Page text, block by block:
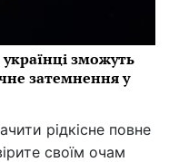
зможуть
затемнення у
рідкісне повне
своїм очам